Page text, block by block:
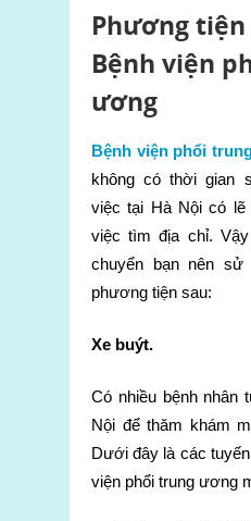
Phương
Bệnh viện
ương
Bệnh viện phổi
không có thời gian
việc tại Hà Nội có lẽ
việc tìm địa chỉ.
chuyển bạn nên sử
phương tiện sau:
Xe buýt.
Có nhiều bệnh nhân
Nội để thăm khám
Dưới đây là các
viện phổi trung ương